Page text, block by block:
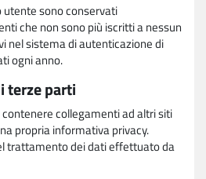
utente sono conservati
che non sono più iscritti a nessun
nel sistema di autenticazione di
ogni anno.
terze parti
collegamenti ad altri siti
propria informativa privacy.
trattamento dei dati effettuato da